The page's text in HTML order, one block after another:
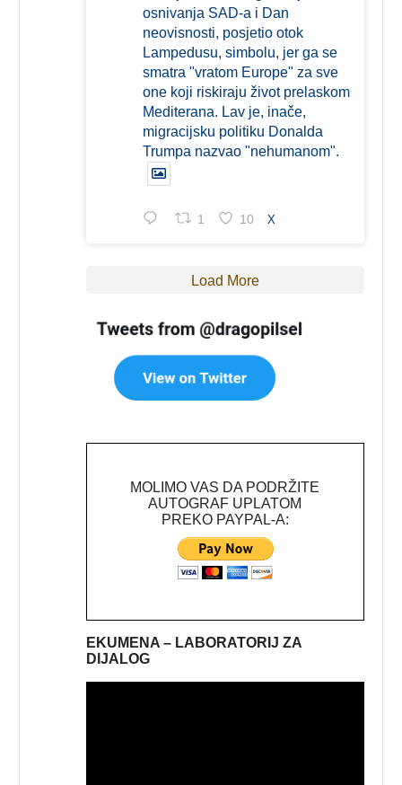
osnivanja SAD-a i Dan
neovisnosti, posjetio otok
Lampedusu, simbolu, jer ga se
smatra "vratom Europe" za sve
one koji riskiraju život prelaskom
Mediterana. Lav je, inače,
migracijsku politiku Donalda
Trumpa nazvao "nehumanom".
1 10 X
Load More
MOLIMO VAS DA PODRŽITE
AUTOGRAF UPLATOM
PREKO PAYPAL-A:
EKUMENA – LABORATORIJ ZA
DIJALOG